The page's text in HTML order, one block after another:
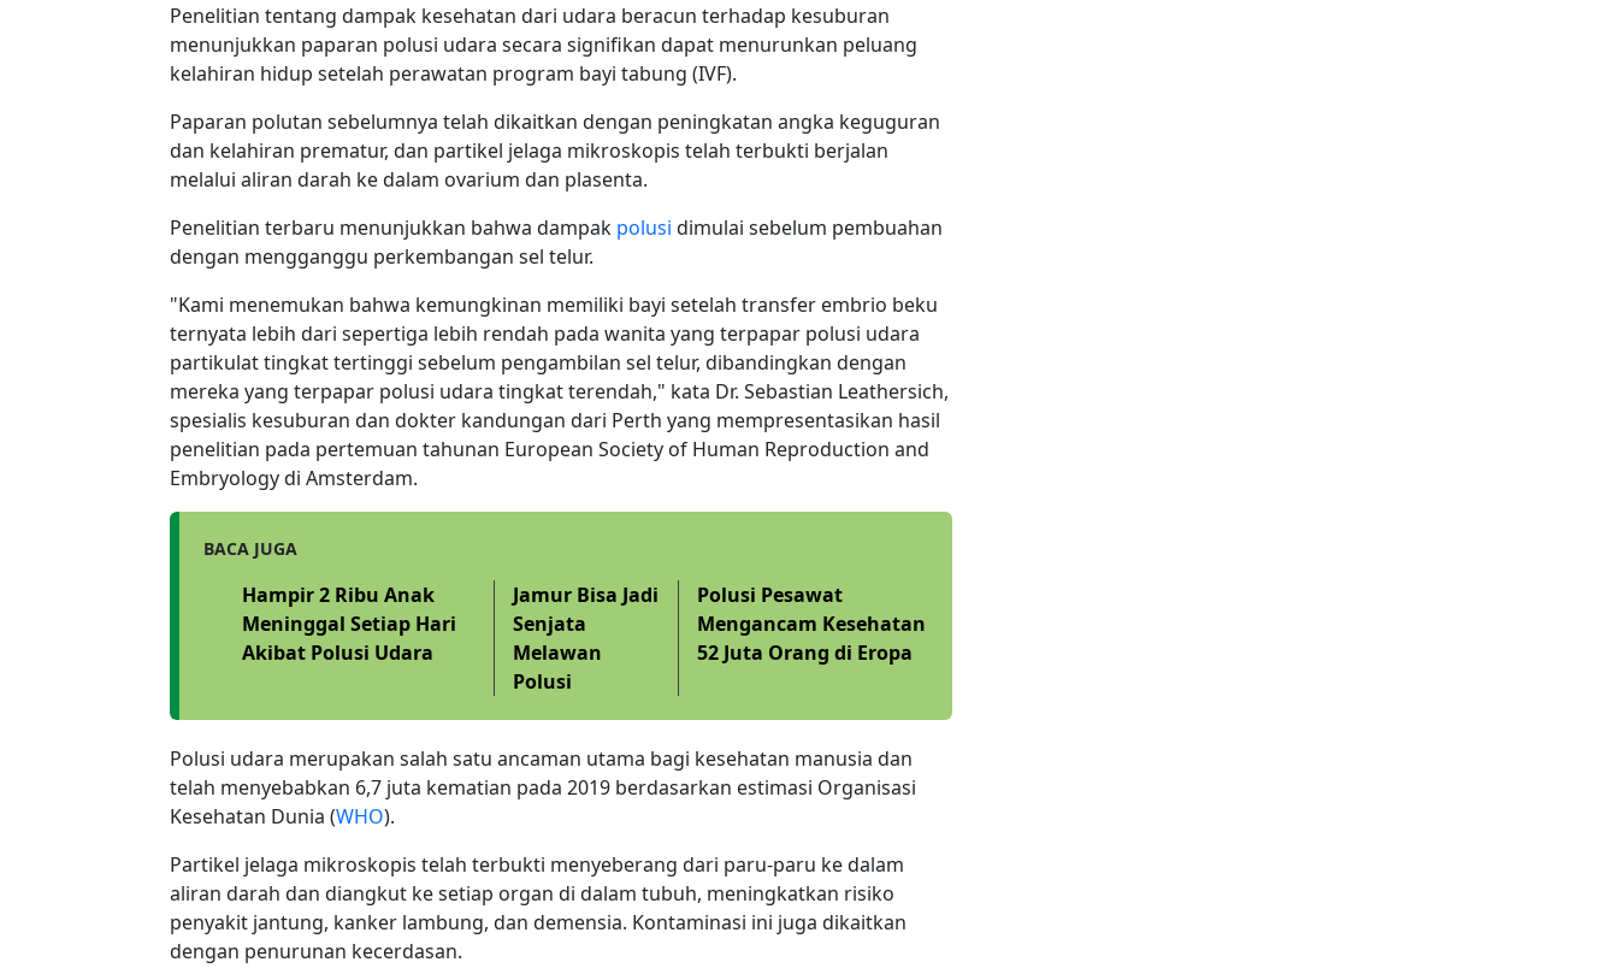
Penelitian tentang dampak kesehatan dari udara beracun terhadap kesuburan
menunjukkan paparan polusi udara secara signifikan dapat menurunkan peluang
kelahiran hidup setelah perawatan program bayi tabung (IVF).
Paparan polutan sebelumnya telah dikaitkan dengan peningkatan angka keguguran
dan kelahiran prematur, dan partikel jelaga mikroskopis telah terbukti berjalan
melalui aliran darah ke dalam ovarium dan plasenta.
Penelitian terbaru menunjukkan bahwa dampak polusi dimulai sebelum pembuahan
dengan mengganggu perkembangan sel telur.
"Kami menemukan bahwa kemungkinan memiliki bayi setelah transfer embrio beku
ternyata lebih dari sepertiga lebih rendah pada wanita yang terpapar polusi udara
partikulat tingkat tertinggi sebelum pengambilan sel telur, dibandingkan dengan
mereka yang terpapar polusi udara tingkat terendah," kata Dr. Sebastian Leathersich,
spesialis kesuburan dan dokter kandungan dari Perth yang mempresentasikan hasil
penelitian pada pertemuan tahunan European Society of Human Reproduction and
Embryology di Amsterdam.
BACA JUGA
Hampir 2 Ribu Anak
Meninggal Setiap Hari
Akibat Polusi Udara
Jamur Bisa Jadi
Senjata
Melawan
Polusi
Polusi Pesawat
Mengancam Kesehatan
52 Juta Orang di Eropa
Polusi udara merupakan salah satu ancaman utama bagi kesehatan manusia dan
telah menyebabkan 6,7 juta kematian pada 2019 berdasarkan estimasi Organisasi
Kesehatan Dunia (WHO).
Partikel jelaga mikroskopis telah terbukti menyeberang dari paru-paru ke dalam
aliran darah dan diangkut ke setiap organ di dalam tubuh, meningkatkan risiko
penyakit jantung, kanker lambung, dan demensia. Kontaminasi ini juga dikaitkan
dengan penurunan kecerdasan.